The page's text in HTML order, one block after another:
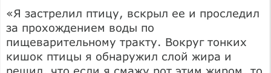
«Я застрелил птицу, вскрыл ее и проследил
за прохождением воды по
пищеварительному тракту. Вокруг тонких
кишок птицы я обнаружил слой жира и